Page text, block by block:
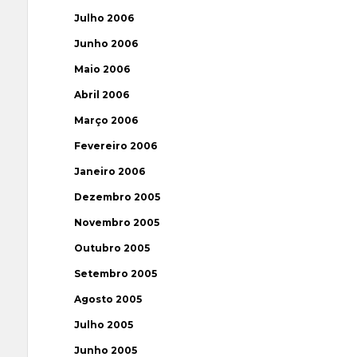
Julho 2006
Junho 2006
Maio 2006
Abril 2006
Março 2006
Fevereiro 2006
Janeiro 2006
Dezembro 2005
Novembro 2005
Outubro 2005
Setembro 2005
Agosto 2005
Julho 2005
Junho 2005